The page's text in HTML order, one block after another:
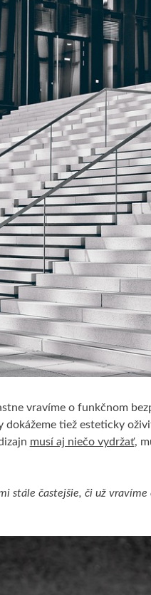
vravíme o funkčnom
dokážeme tiež esteticky
musí aj niečo vydržať,
stále častejšie, či už